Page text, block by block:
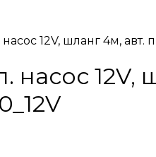
12V, шланг 4м, авт.
12V,